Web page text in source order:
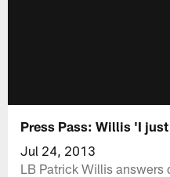
Press Pass: Willis 'I
Jul 24, 2013
LB Patrick Willis answers